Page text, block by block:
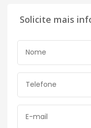
Solicite mais